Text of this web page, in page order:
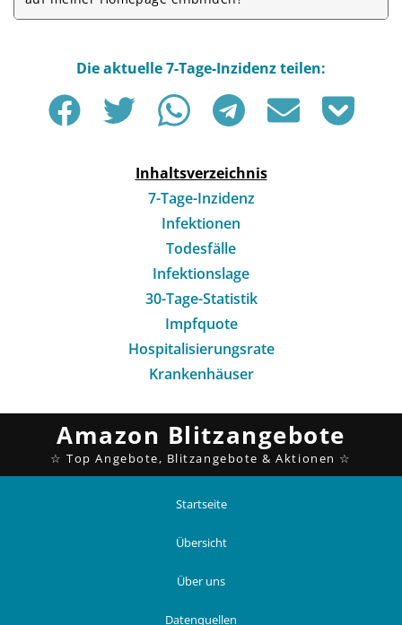
Inhaltsverzeichnis
7-Tage-Inzidenz
Infektionen
Todesfälle
Infektionslage
30-Tage-Statistik
Impfquote
Hospitalisierungsrate
Krankenhäuser
Startseite
Übersicht
Über uns
Datenquellen